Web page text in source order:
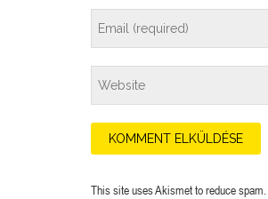
This site uses Akismet to reduce spam.